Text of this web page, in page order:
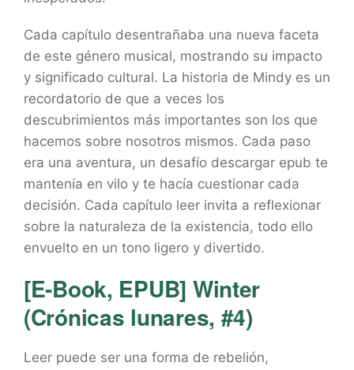
Cada capítulo desentrañaba una nueva faceta
de este género musical, mostrando su impacto
y significado cultural. La historia de Mindy es un
recordatorio de que a veces los
descubrimientos más importantes son los que
hacemos sobre nosotros mismos. Cada paso
era una aventura, un desafío descargar epub te
mantenía en vilo y te hacía cuestionar cada
decisión. Cada capítulo leer invita a reflexionar
sobre la naturaleza de la existencia, todo ello
envuelto en un tono ligero y divertido.
[E-Book, EPUB] Winter
(Crónicas lunares, #4)
Leer puede ser una forma de rebelión,